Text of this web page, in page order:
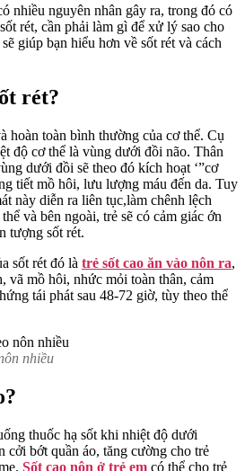
Nôn
Ở
Trẻ
Rét
nhiều nguyên nhân gây ra, trong đó có
rét, cần phải làm gì để xử lý sao cho
giúp bạn hiểu hơn về sốt rét và cách
rét?
hoàn toàn bình thường của cơ thể. Cụ
độ cơ thể là vùng dưới đồi não. Thân
dưới đồi sẽ theo đó kích hoạt ‘”cơ
tiết mồ hôi, lưu lượng máu đến da. Tuy
này diễn ra liên tục,làm chênh lệch
và bên ngoài, trẻ sẽ có cảm giác ớn
tượng sốt rét.
sốt rét đó là trẻ sốt cao ăn vào nôn ra,
vã mồ hôi, nhức mỏi toàn thân, cảm
tái phát sau 48-72 giờ, tùy theo thể
nhiều
thuốc hạ sốt khi nhiệt độ dưới
cởi bớt quần áo, tăng cường cho trẻ
Sốt cao nôn ở trẻ em có thể cho trẻ